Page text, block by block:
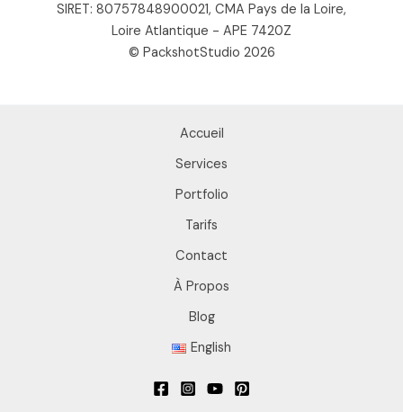
SIRET: 80757848900021, CMA Pays de la Loire,
Loire Atlantique - APE 7420Z
© PackshotStudio 2026
Accueil
Services
Portfolio
Tarifs
Contact
À Propos
Blog
English